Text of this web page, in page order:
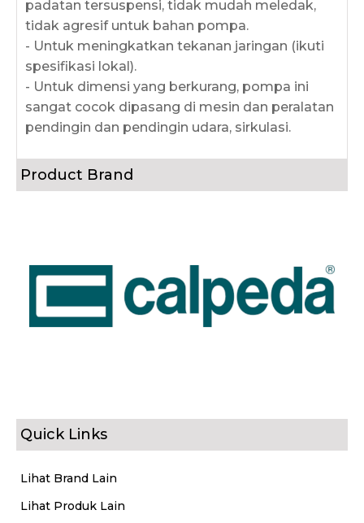
padatan tersuspensi, tidak mudah meledak,
tidak agresif untuk bahan pompa.
- Untuk meningkatkan tekanan jaringan (ikuti
spesifikasi lokal).
- Untuk dimensi yang berkurang, pompa ini
sangat cocok dipasang di mesin dan peralatan
pendingin dan pendingin udara, sirkulasi.
Product Brand
Quick Links
Lihat Brand Lain
Lihat Produk Lain